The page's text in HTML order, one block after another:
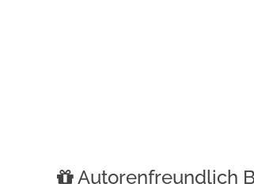
Autorenfreundlich